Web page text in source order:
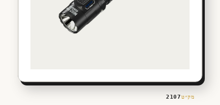
מק״ט2107